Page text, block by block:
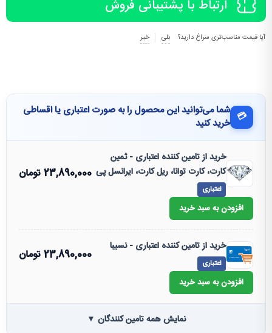
ارتباط با پشتیبانی فروش
آیا قیمت مناسب‌تری سراغ دارید؟ بلی خیر
💳 شما می‌توانید این محصول را به صورت اعتباری یا اقساطی
خرید کنید
خرید از تامین کننده اعتباری - ثمین
کارت، کارت توانا، ریل کارت، ایرانسل پی
اعتباری
23,890,000تومان
افزودن به سبد خرید
خرید از تامین کننده اعتباری - نسیبا
اعتباری
23,890,000تومان
افزودن به سبد خرید
نمایش همه تامین کنندگان ▼